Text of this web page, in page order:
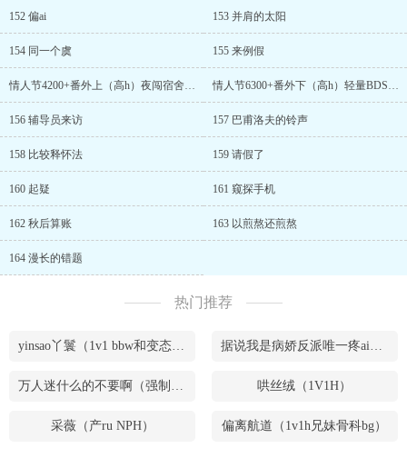
152 偏ai 153 并肩的太阳
154 同一个虞 155 来例假
情人节4200+番外上（高h）夜闯宿舍，裸身站军姿，指导玩弄 情人节6300+番外下（高h）轻量BDSM，铐腿颜she，教鞭play
156 辅导员来访 157 巴甫洛夫的铃声
158 比较释怀法 159 请假了
160 起疑 161 窥探手机
162 秋后算账 163 以煎熬还煎熬
164 漫长的错题
热门推荐
yinsao丫鬟（1v1 bbw和变态腹黑男） 据说我是病娇反派唯一疼ai的妹妹（兄妹骨）
万人迷什么的不要啊（强制NPH） 哄丝绒（1V1H）
采薇（产ru NPH） 偏离航道（1v1h兄妹骨科bg）